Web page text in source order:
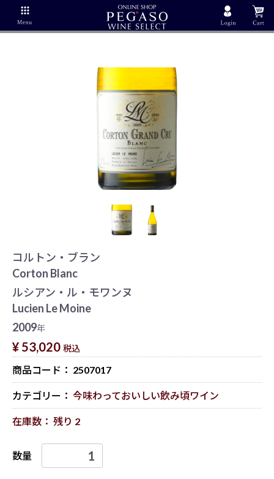
コルトン・ブラン
Corton Blanc
ルシアン・ル・モワンヌ
Lucien Le Moine
2009年
¥ 53,020 税込
商品コード： 2507017
カテゴリー： 今味わっておいしい飲み頃ワイン
在庫数： 残り 2
数量